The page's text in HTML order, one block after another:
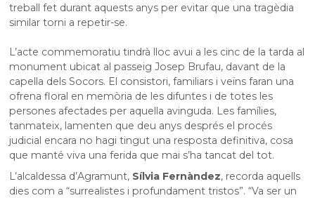
treball fet durant aquests anys per evitar que una tragèdia
similar torni a repetir-se.
L’acte commemoratiu tindrà lloc avui a les cinc de la tarda al
monument ubicat al passeig Josep Brufau, davant de la
capella dels Socors. El consistori, familiars i veïns faran una
ofrena floral en memòria de les difuntes i de totes les
persones afectades per aquella avinguda. Les famílies,
tanmateix, lamenten que deu anys després el procés
judicial encara no hagi tingut una resposta definitiva, cosa
que manté viva una ferida que mai s’ha tancat del tot.
L’alcaldessa d’Agramunt, Sílvia Fernàndez, recorda aquells
dies com a “surrealistes i profundament tristos”. “Va ser un